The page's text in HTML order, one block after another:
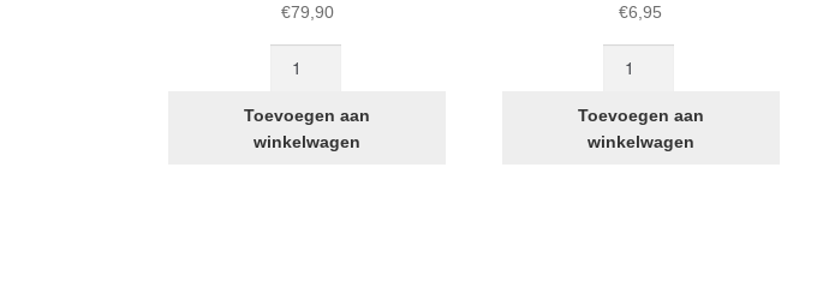
€79,90
release
zadelhouder
Toevoegen aan
winkelwagen
€6,95
bout
en
Toevoegen aan
winkelwagen